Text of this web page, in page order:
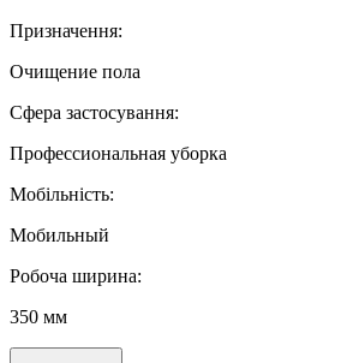
Призначення:
Очищение пола
Сфера застосування:
Профессиональная уборка
Мобільність:
Мобильный
Робоча ширина:
350 мм